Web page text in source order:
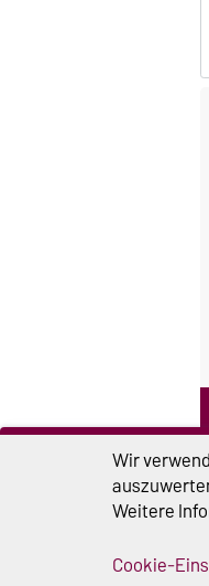
Wir
Weitere
Cookie-